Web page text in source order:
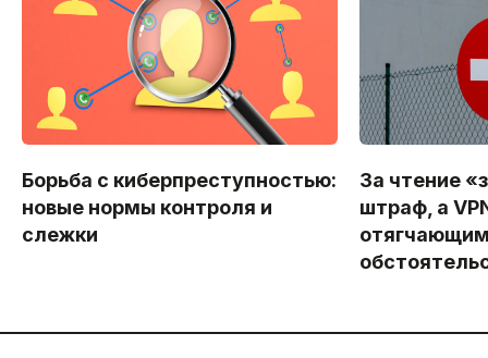
Борьба с киберпреступностью:
новые нормы контроля и
слежки
За чтение
штраф, а